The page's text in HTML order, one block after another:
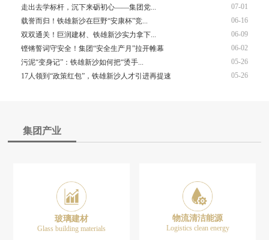
走出去学标杆，沉下来砺初心——集团党...
07-01
载誉而归！铁雄新沙在巨野“安康杯”竞...
06-16
双双通关！巨润建材、铁雄新沙实力拿下...
06-09
铿锵誓词守安全！集团“安全生产月”拉开帷幕
06-02
污泥“变身记”：铁雄新沙如何把“烫手...
05-26
17人领到“政策红包”，铁雄新沙人才引进再提速
05-26
集团产业
玻璃建材
Glass building materials
物流清洁能源
Logistics clean energy